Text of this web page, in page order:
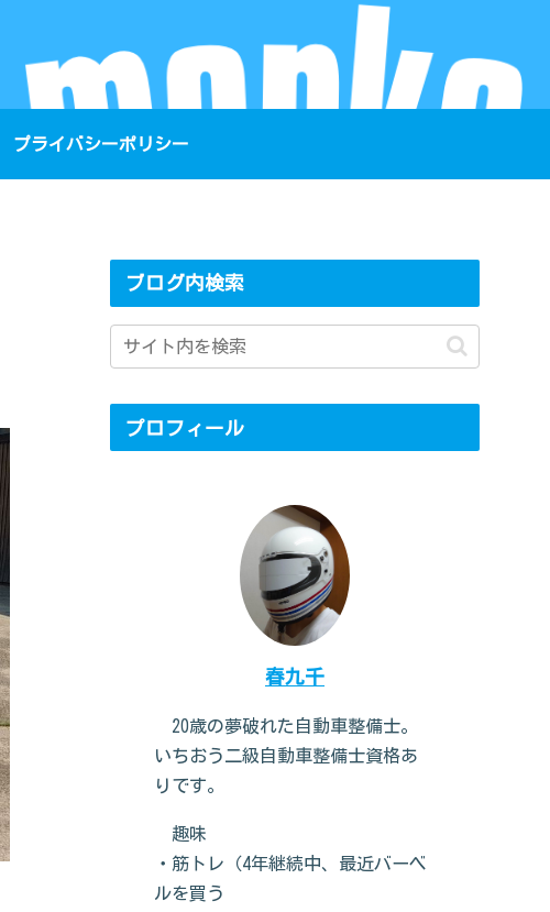
プライバシーポリシー
ブログ内検索
プロフィール
春九千
20歳の夢破れた自動車整備士。
いちおう二級自動車整備士資格あ
りです。
趣味
・筋トレ（4年継続中、最近バーベ
ルを買う